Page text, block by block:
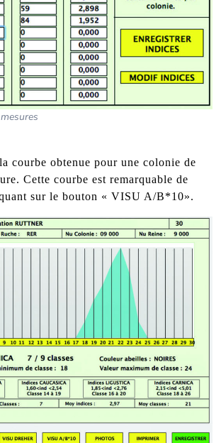
courbe obtenue pour une colonie de
Cette courbe est remarquable de
sur le bouton « VISU A/B*10».